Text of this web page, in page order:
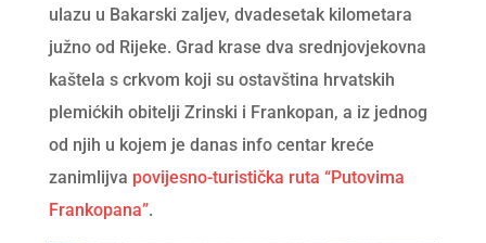
ulazu u Bakarski zaljev, dvadesetak kilometara
južno od Rijeke. Grad krase dva srednjovjekovna
kaštela s crkvom koji su ostavština hrvatskih
plemićkih obitelji Zrinski i Frankopan, a iz jednog
od njih u kojem je danas info centar kreće
zanimlijva povijesno-turistička ruta “Putovima
Frankopana”.